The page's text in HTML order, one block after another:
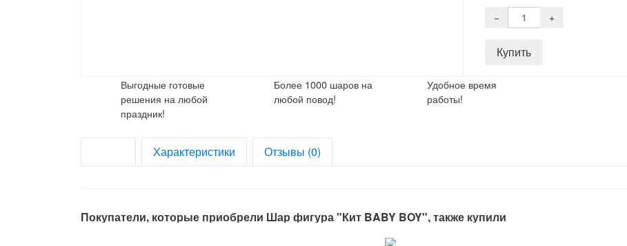
Выгодные готовые
решения на любой
праздник!
Более 1000 шаров на
любой повод!
Удобное время
работы!
Характеристики Отзывы (0)
Покупатели, которые приобрели Шар фигура "Кит BABY BOY", также купили